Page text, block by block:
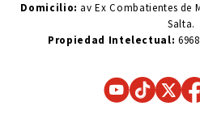
Domicilio: av Ex Combatientes de
Salta.
Propiedad Intelectual: